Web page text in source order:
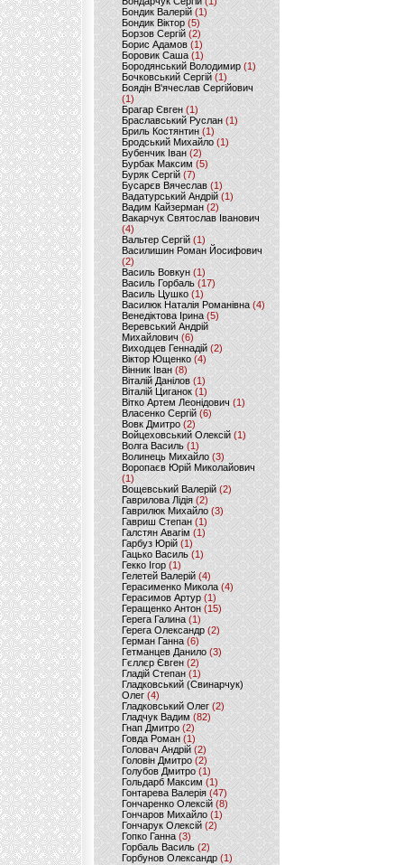
Бондик Валерій (1)
Бондик Віктор(5)
Борзов Сергiй (2)
Борис Адамов(1)
Боровик Саша (1)
Бородянський Володимир (1)
Бочковський Сергій (1)
Боядін В'ячеслав Сергійович
(1)
Брагар Євген (1)
Браславський Руслан (1)
Бриль Костянтин (1)
Бродський Михайло (1)
Бубенчик Іван(2)
Бурбак Максим (5)
Буряк Сергій (7)
Бусарєв Вячеслав (1)
Вадатурський Андрій (1)
Вадим Кайзерман (2)
Вакарчук Святослав Іванович
(4)
Вальтер Сергій (1)
Василишин Роман Йосифович
(2)
Василь Вовкун (1)
Василь Горбаль (17)
Василь Цушко (1)
Василюк Наталія Романівна (4)
Венедіктова Ірина(5)
Веревський Андрій
Михайлович (6)
Виходцев Геннадій (2)
Віктор Ющенко (4)
Вінник Іван (8)
Віталій Данілов (1)
Віталій Циганок (1)
Вітко Артем Леонідович(1)
Власенко Сергій (6)
Вовк Дмитро(2)
Войцеховський Олексій(1)
Волга Василь (1)
Волинець Михайло (3)
Воропаєв Юрій Миколайович
(1)
Вощевський Валерій(2)
Гаврилова Лідія (2)
Гаврилюк Михайло (3)
Гавриш Степан (1)
Галстян Авагім (1)
Гарбуз Юрій (1)
Гацько Василь (1)
Гекко Ігор(1)
Гелетей Валерій (4)
Герасименко Микола (4)
Герасимов Артур (1)
Геращенко Антон(15)
Герега Галина (1)
Герега Олександр (2)
Герман Ганна (6)
Гетманцев Данило (3)
Гєллєр Євген (2)
Гладій Степан(1)
Гладковський (Свинарчук)
Олег (4)
Гладковський Олег (2)
Гладчук Вадим (82)
Гнап Дмитро (2)
Говда Роман(1)
Головач Андрій (2)
Головін Дмитро (2)
Голубов Дмитро (1)
Гольдарб Максим(1)
Гонтарева Валерія (47)
Гончаренко Олексій(8)
Гончаров Михайло (1)
Гончарук Олексій (2)
Гопко Ганна (3)
Горбаль Василь (2)
Горбунов Олександр (1)